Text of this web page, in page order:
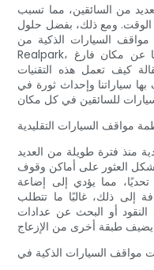
من السائقين، مما تسبب
الوقت. ومع ذلك، بفضل حلول
مواقف السيارات الذكية من
Realpark، قد تكون أيام الدوران حول المبنى بحثًا عن مكان فارغ
كيف تعمل هذه التقنيات
سياراتنا وإحداث ثورة في
منذ فترة طويلة من العديد
العثور على أماكن وقوف
مما يؤدي إلى إضاعة
إلى ذلك، غالبًا ما تتطلب
أو البحث عن عدادات